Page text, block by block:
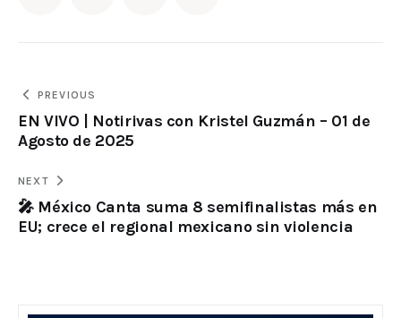
PREVIOUS
EN VIVO | Notirivas con Kristel Guzmán – 01 de
Agosto de 2025
NEXT
🎤 México Canta suma 8 semifinalistas más en
EU; crece el regional mexicano sin violencia